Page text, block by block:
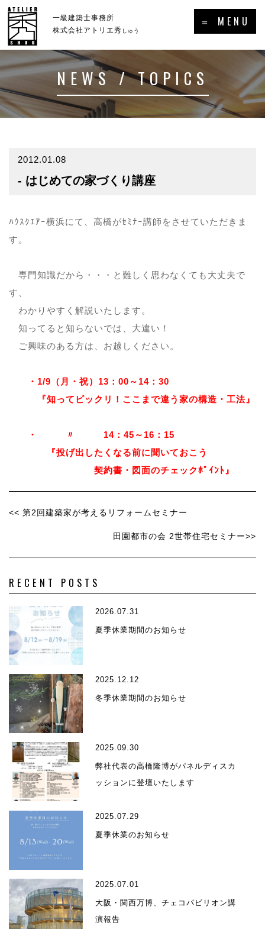
＝ MENU
一級建築士事務所
株式会社アトリエ秀 しゅう ×
ホーム
－HOME
新着情報・トピックス
事業案内 プロフィール
実績・受賞歴
NEWS / TOPICS
2012.01.08
- はじめての家づくり講座
ﾊｳｽｸｴｱｰ横浜にて、高橋がｾﾐﾅｰ講師をさせていただきま
す。
専門知識だから・・・と難しく思わなくても大丈夫で
す、
わかりやすく解説いたします。
知ってると知らないでは、大違い！
ご興味のある方は、お越しください。
・1/9（月・祝）13：00～14：30
『知ってビックリ！ここまで違う家の構造・工法』
・ 〃 14：45～16：15
『投げ出したくなる前に聞いておこう
契約書・図面のチェックﾎﾟｲﾝﾄ』
<< 第2回建築家が考えるリフォームセミナー
田園都市の会 2世帯住宅セミナー>>
RECENT POSTS
2026.07.31
夏季休業期間のお知らせ
2025.12.12
冬季休業期間のお知らせ
2025.09.30
弊社代表の高橋隆博がパネルディスカ
ッションに登壇いたします
2025.07.29
夏季休業のお知らせ
2025.07.01
大阪・関西万博、チェコパビリオン講
演報告